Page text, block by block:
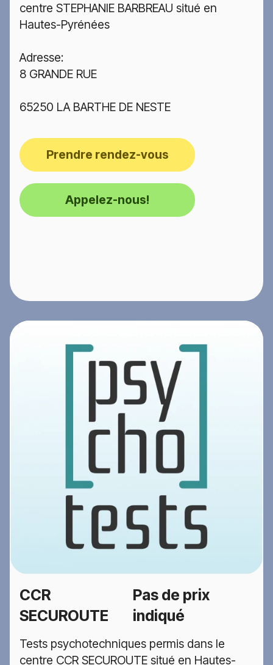
centre STEPHANIE BARBREAU situé en
Hautes-Pyrénées
Adresse:
8 GRANDE RUE
65250 LA BARTHE DE NESTE
Prendre rendez-vous
Appelez-nous!
CCR
SECUROUTE
Pas de prix
indiqué
Tests psychotechniques permis dans le
centre CCR SECUROUTE situé en Hautes-